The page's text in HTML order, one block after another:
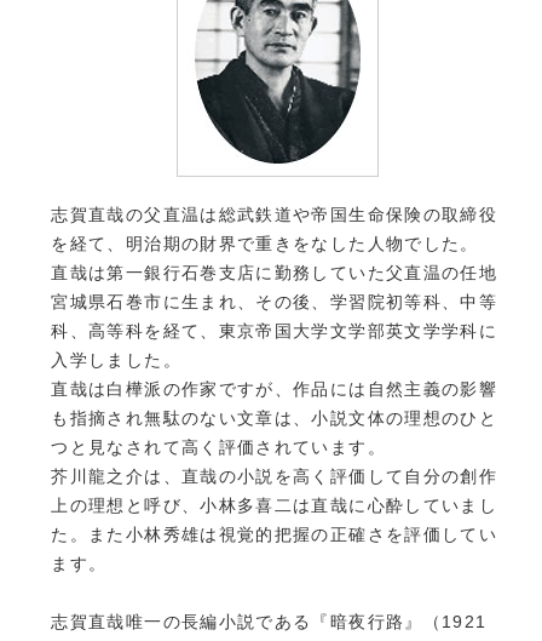
奈良学園セミナーハウス 公開講座のお知らせ
志賀直哉の父直温は総武鉄道や帝国生命保険の取締役
を経て、明治期の財界で重きをなした人物でした。
直哉は第一銀行石巻支店に勤務していた父直温の任地
宮城県石巻市に生まれ、その後、学習院初等科、中等
科、高等科を経て、東京帝国大学文学部英文学学科に
入学しました。
直哉は白樺派の作家ですが、作品には自然主義の影響
も指摘され無駄のない文章は、小説文体の理想のひと
つと見なされて高く評価されています。
芥川龍之介は、直哉の小説を高く評価して自分の創作
上の理想と呼び、小林多喜二は直哉に心酔していまし
た。また小林秀雄は視覚的把握の正確さを評価してい
ます。
志賀直哉唯一の長編小説である『暗夜行路』（1921